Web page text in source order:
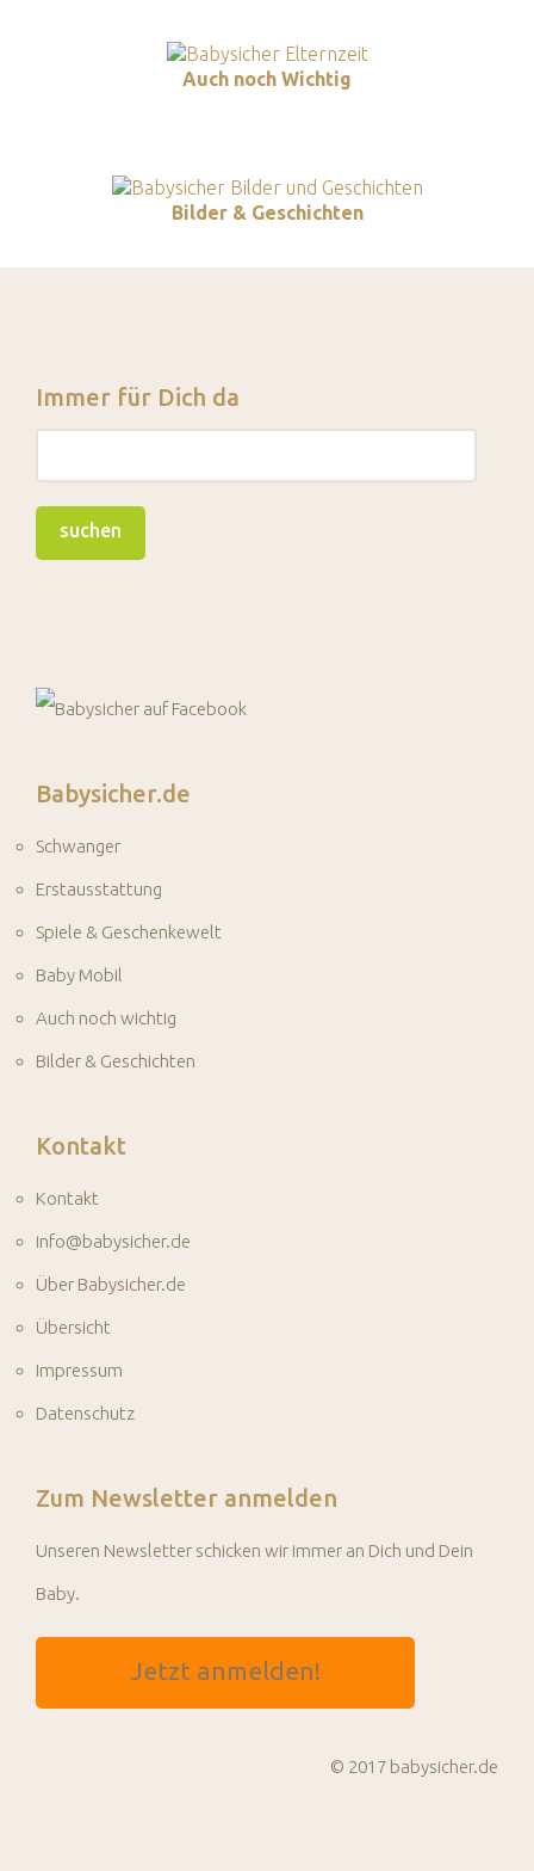
Auch noch Wichtig
Bilder & Geschichten
Immer für Dich da
Babysicher.de
Schwanger
Erstausstattung
Spiele & Geschenkewelt
Baby Mobil
Auch noch wichtig
Bilder & Geschichten
Kontakt
Kontakt
info@babysicher.de
Über Babysicher.de
Übersicht
Impressum
Datenschutz
Zum Newsletter anmelden
Unseren Newsletter schicken wir immer an Dich und Dein
Baby.
Jetzt anmelden!
© 2017 babysicher.de